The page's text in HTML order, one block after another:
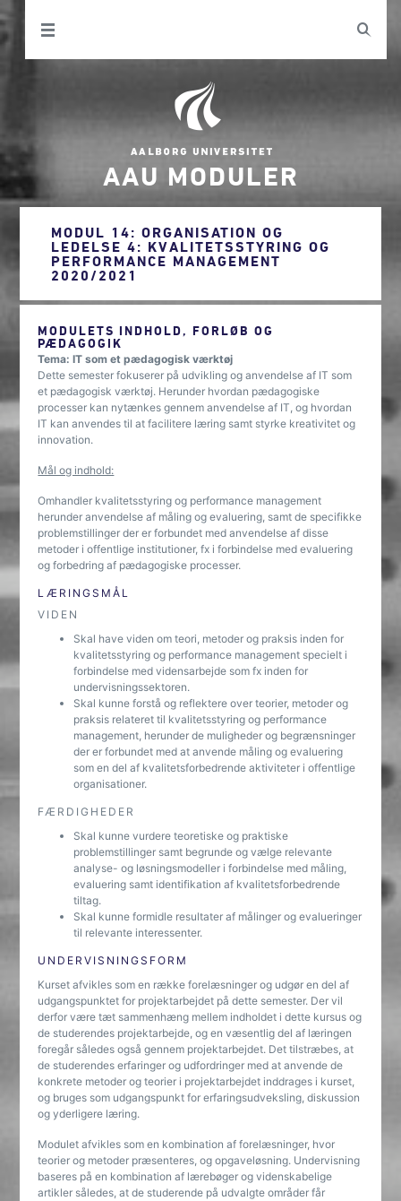
AAU MODULER
MODUL 14: ORGANISATION OG
LEDELSE 4: KVALITETSSTYRING OG
PERFORMANCE MANAGEMENT
2020/2021
MODULETS INDHOLD, FORLØB OG
PÆDAGOGIK
Tema: IT som et pædagogisk værktøj
Dette semester fokuserer på udvikling og anvendelse af IT som
et pædagogisk værktøj. Herunder hvordan pædagogiske
processer kan nytænkes gennem anvendelse af IT, og hvordan
IT kan anvendes til at facilitere læring samt styrke kreativitet og
innovation.
Mål og indhold:
Omhandler kvalitetsstyring og performance management
herunder anvendelse af måling og evaluering, samt de specifikke
problemstillinger der er forbundet med anvendelse af disse
metoder i offentlige institutioner, fx i forbindelse med evaluering
og forbedring af pædagogiske processer.
LÆRINGSMÅL
VIDEN
Skal have viden om teori, metoder og praksis inden for
kvalitetsstyring og performance management specielt i
forbindelse med vidensarbejde som fx inden for
undervisningssektoren.
Skal kunne forstå og reflektere over teorier, metoder og
praksis relateret til kvalitetsstyring og performance
management, herunder de muligheder og begrænsninger
der er forbundet med at anvende måling og evaluering
som en del af kvalitetsforbedrende aktiviteter i offentlige
organisationer.
FÆRDIGHEDER
Skal kunne vurdere teoretiske og praktiske
problemstillinger samt begrunde og vælge relevante
analyse- og løsningsmodeller i forbindelse med måling,
evaluering samt identifikation af kvalitetsforbedrende
tiltag.
Skal kunne formidle resultater af målinger og evalueringer
til relevante interessenter.
UNDERVISNINGSFORM
Kurset afvikles som en række forelæsninger og udgør en del af
udgangspunktet for projektarbejdet på dette semester. Der vil
derfor være tæt sammenhæng mellem indholdet i dette kursus og
de studerendes projektarbejde, og en væsentlig del af læringen
foregår således også gennem projektarbejdet. Det tilstræbes, at
de studerendes erfaringer og udfordringer med at anvende de
konkrete metoder og teorier i projektarbejdet inddrages i kurset,
og bruges som udgangspunkt for erfaringsudveksling, diskussion
og yderligere læring.
Modulet afvikles som en kombination af forelæsninger, hvor
teorier og metoder præsenteres, og opgaveløsning. Undervisning
baseres på en kombination af lærebøger og videnskabelige
artikler således, at de studerende på udvalgte områder får